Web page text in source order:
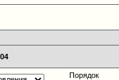
Порядок